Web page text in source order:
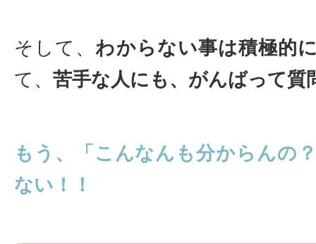
そして、わからない事は積極的
て、 苦手な人にも、がんばって質
もう、「こんなんも分からんの
ない！！